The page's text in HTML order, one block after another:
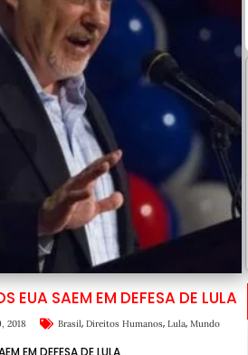
EUA SAEM EM DEFESA DE LULA
2018 Brasil, Direitos Humanos, Lula, Mundo
EM DEFESA DE LULA